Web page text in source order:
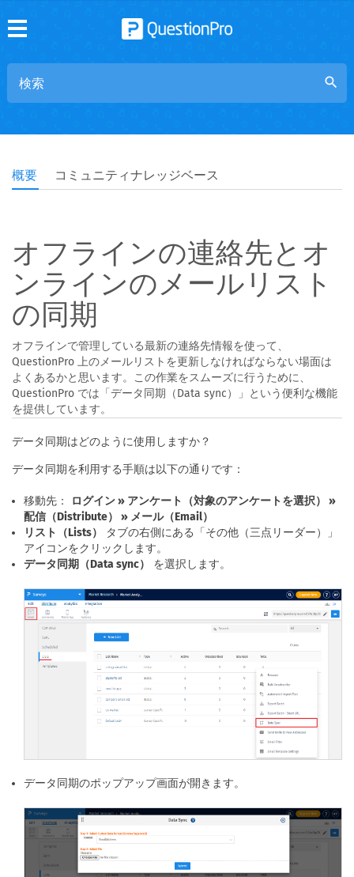
search
概要 コミュニティナレッジベース
オフラインの連絡先とオ
ンラインのメールリスト
の同期
オフラインで管理している最新の連絡先情報を使って、
QuestionPro 上のメールリストを更新しなければならない場面は
よくあるかと思います。この作業をスムーズに行うために、
QuestionPro では「データ同期（Data sync）」という便利な機能
を提供しています。
データ同期はどのように使用しますか？
データ同期を利用する手順は以下の通りです：
移動先：
ログイン » アンケート（対象のアンケートを選択） »
配信（Distribute） » メール（Email）
リスト（Lists）
タブの右側にある「その他（三点リーダー）」
アイコンをクリックします。
データ同期（Data sync）
を選択します。
データ同期のポップアップ画面が開きます。